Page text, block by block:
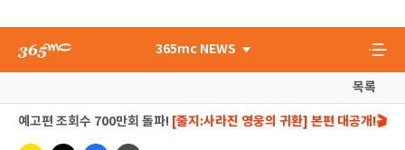
365mc NEWS
목록
예고편 조회수 700만회 돌파! [줄지:사라진 영웅의 귀환] 본편 대공개!🎬